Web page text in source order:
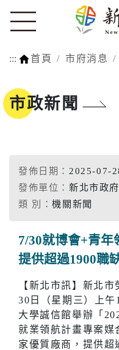
::: 首頁 市府消息
市政新聞
發佈日期： 2025-07-
發佈單位： 新北市政
類 別：機關新聞
7/30就博會+青年
提供超過1900職
【新北市訊】新北
30日（星期三）上
大學誠信館舉辦「
就業領航計畫專案媒
家優質廠商，提供超